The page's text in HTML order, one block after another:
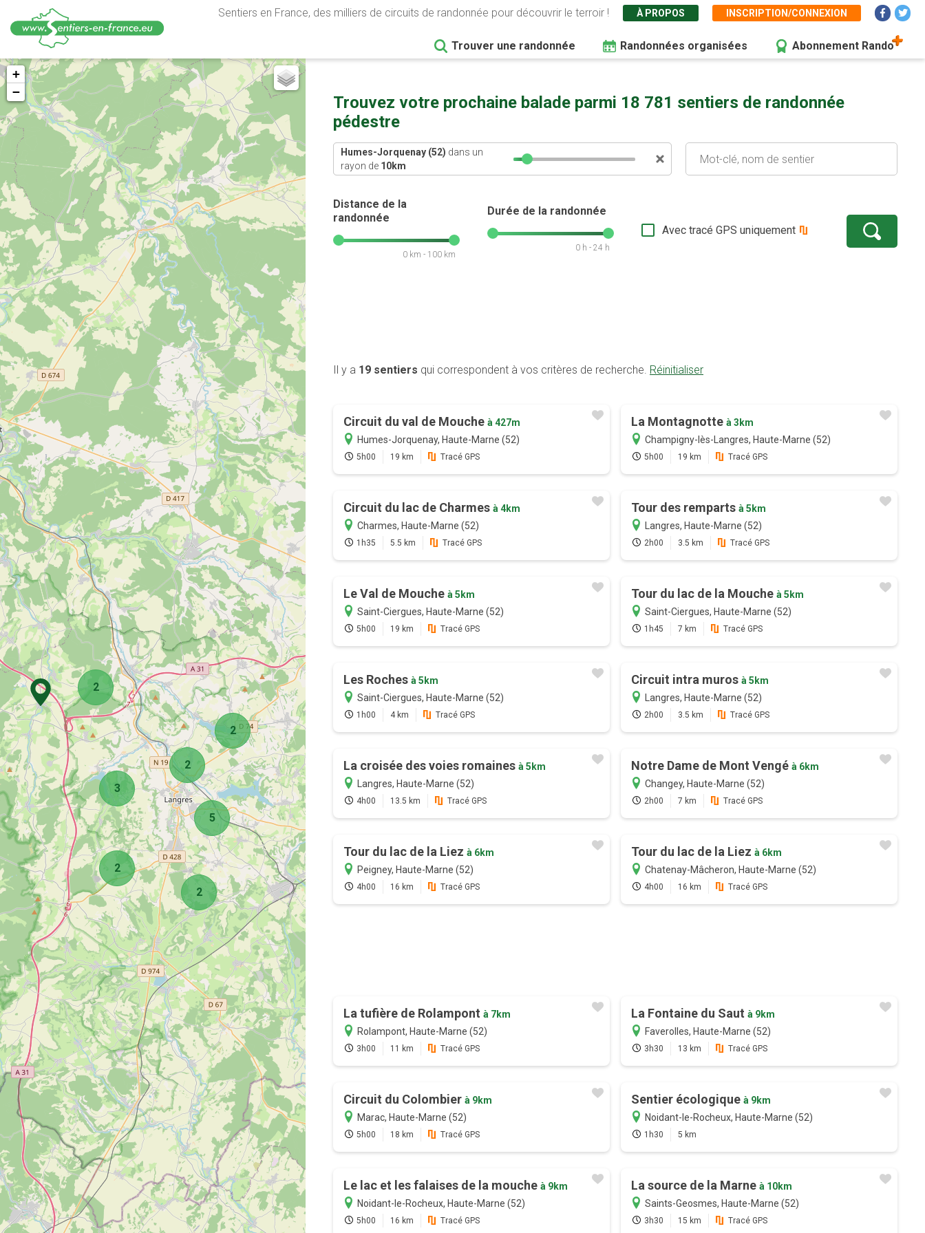
Aller
au
contenu
principal
Sentiers en France, des milliers de circuits de randonnée pour découvrir le terroir ! À PROPOS INSCRIPTION/CONNEXION
Trouver une randonnée Randonnées organisées Abonnement Rando
2
2
2
2
5
3
2
+
−
Trouvez votre prochaine balade parmi 18 781 sentiers de randonnée
pédestre
Humes-Jorquenay (52) dans un
rayon de 10km
Distance de la
randonnée
0 km - 100 km
Durée de la randonnée
0 h - 24 h
Avec tracé GPS uniquement
Il y a 19 sentiers qui correspondent à vos critères de recherche. Réinitialiser
Circuit du val de Mouche à 427m
Humes-Jorquenay, Haute-Marne (52)
5h00 19 km Tracé GPS
La Montagnotte à 3km
Champigny-lès-Langres, Haute-Marne (52)
5h00 19 km Tracé GPS
Circuit du lac de Charmes à 4km
Charmes, Haute-Marne (52)
1h35 5.5 km Tracé GPS
Tour des remparts à 5km
Langres, Haute-Marne (52)
2h00 3.5 km Tracé GPS
Le Val de Mouche à 5km
Saint-Ciergues, Haute-Marne (52)
5h00 19 km Tracé GPS
Tour du lac de la Mouche à 5km
Saint-Ciergues, Haute-Marne (52)
1h45 7 km Tracé GPS
Les Roches à 5km
Saint-Ciergues, Haute-Marne (52)
1h00 4 km Tracé GPS
Circuit intra muros à 5km
Langres, Haute-Marne (52)
2h00 3.5 km Tracé GPS
La croisée des voies romaines à 5km
Langres, Haute-Marne (52)
4h00 13.5 km Tracé GPS
Notre Dame de Mont Vengé à 6km
Changey, Haute-Marne (52)
2h00 7 km Tracé GPS
Tour du lac de la Liez à 6km
Peigney, Haute-Marne (52)
4h00 16 km Tracé GPS
Tour du lac de la Liez à 6km
Chatenay-Mâcheron, Haute-Marne (52)
4h00 16 km Tracé GPS
La tufière de Rolampont à 7km
Rolampont, Haute-Marne (52)
3h00 11 km Tracé GPS
La Fontaine du Saut à 9km
Faverolles, Haute-Marne (52)
3h30 13 km Tracé GPS
Circuit du Colombier à 9km
Marac, Haute-Marne (52)
5h00 18 km Tracé GPS
Sentier écologique à 9km
Noidant-le-Rocheux, Haute-Marne (52)
1h30 5 km
Le lac et les falaises de la mouche à 9km
Noidant-le-Rocheux, Haute-Marne (52)
5h00 16 km Tracé GPS
La source de la Marne à 10km
Saints-Geosmes, Haute-Marne (52)
3h30 15 km Tracé GPS